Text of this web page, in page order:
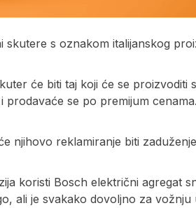
s oznakom italijanskog
će biti taj koji će se proizvoditi
se po premijum cenama.
njihovo reklamiranje biti
koristi Bosch električni agregat
ali je svakako dovoljno za vožnju